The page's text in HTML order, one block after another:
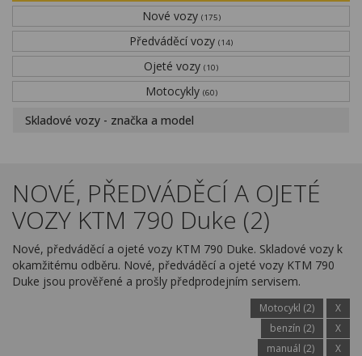
Obytné vozy
Financování
Novinky
Kontakty
Nové vozy (175)
Předváděcí vozy (14)
Ojeté vozy (10)
Motocykly (60)
Skladové vozy - značka a model
NOVÉ, PŘEDVÁDĚCÍ A OJETÉ
VOZY KTM 790 Duke (2)
Nové, předváděcí a ojeté vozy KTM 790 Duke. Skladové vozy k
okamžitému odběru. Nové, předváděcí a ojeté vozy KTM 790
Duke jsou prověřené a prošly předprodejním servisem.
Motocykl (2)
X
benzín (2)
X
manuál (2)
X